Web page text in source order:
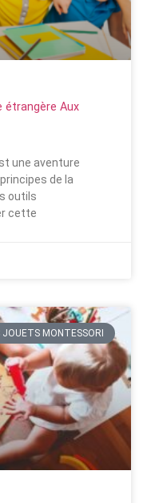
étrangère Aux
une aventure
de la
outils
cette
JOUETS MONTESSORI